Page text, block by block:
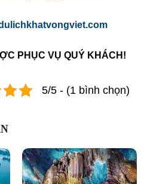
PHỤC VỤ QUÝ KHÁCH!
5/5 - (1 bình chọn)